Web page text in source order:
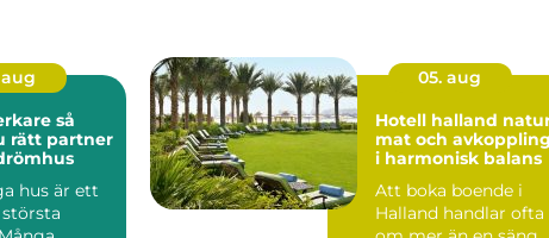
så
rätt partner
hus är ett
05. aug
Hotell halland natur,
mat och
i harmonisk balans
Att boka boende i
Halland handlar ofta